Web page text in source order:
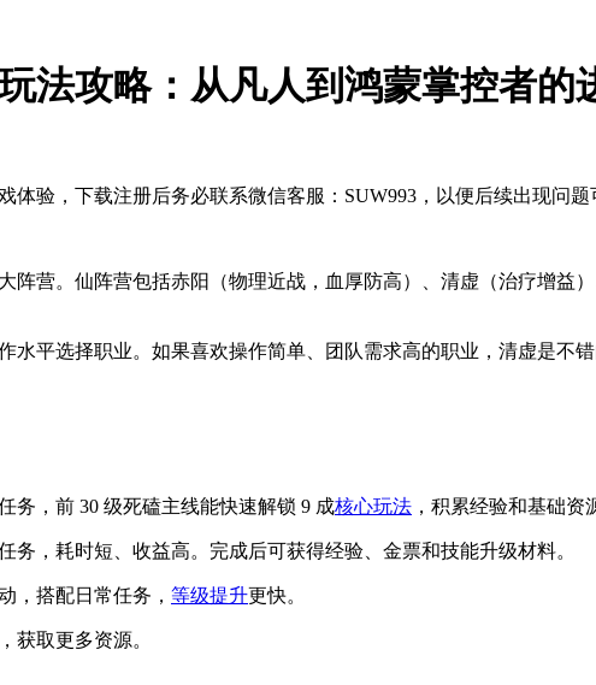
法攻略：从凡人到鸿蒙掌控者的
体验，下载注册后务必联系微信客服：SUW993，以便后续出现问题
阵营。仙阵营包括赤阳（物理近战，血厚防高）、清虚（治疗增
水平选择职业。如果喜欢操作简单、团队需求高的职业，清虚是
务，前 30 级死磕主线能快速解锁 9 成核心玩法 ，积累经验和基础资
务，耗时短、收益高。完成后可获得经验、金票和技能升级材料。
，搭配日常任务， 等级提升更快。
获取更多资源。